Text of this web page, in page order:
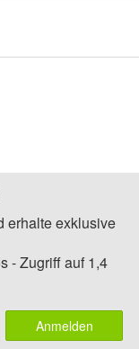
erhalte exklusive
- Zugriff auf 1,4
Anmelden